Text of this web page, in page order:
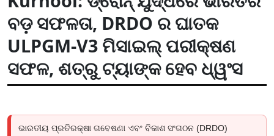
ବଡ଼ ସଫଳତା, DRDO ର ଘାତକ
ULPGM-V3 ମିସାଇଲ୍ ପରୀକ୍ଷଣ
ସଫଳ, ଶତ୍ରୁ ଟ୍ୟାଙ୍କ ହେବ ଧ୍ୱଂସ
ଭାରତୀୟ ପ୍ରତିରକ୍ଷା ଗବେଷଣା ଏବଂ ବିକାଶ ସଂଗଠନ (DRDO)